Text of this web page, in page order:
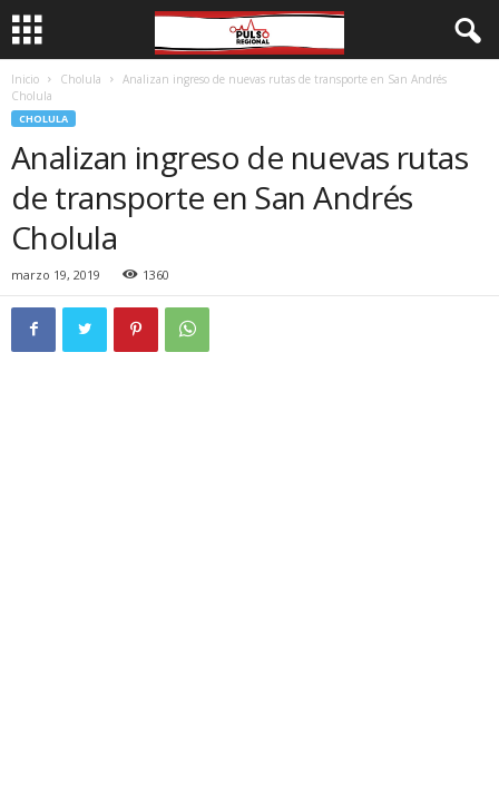
Inicio Cholula
Analizan ingreso de nuevas rutas de transporte en San Andrés
Cholula
CHOLULA
Analizan ingreso de nuevas rutas
de transporte en San Andrés
Cholula
marzo 19, 2019 1360